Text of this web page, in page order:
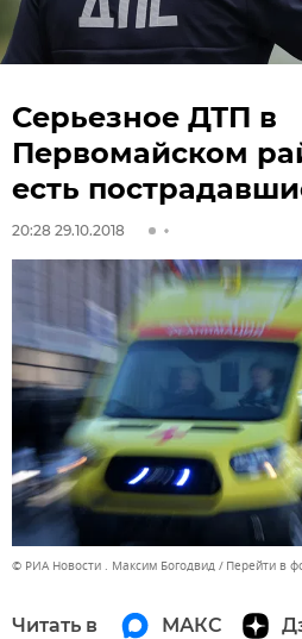
Серьезное ДТП в
Первомайском
есть
20:28 29.10.2018
© РИА Новости . Максим Богодвид Перейти в
Читать в МАКС